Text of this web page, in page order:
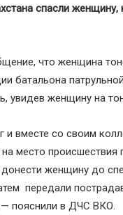
спасли
что женщина
батальона
увидев женщину на
и вместе со своим
место происшествия
женщину до
передали
— пояснили в ДЧС ВКО.